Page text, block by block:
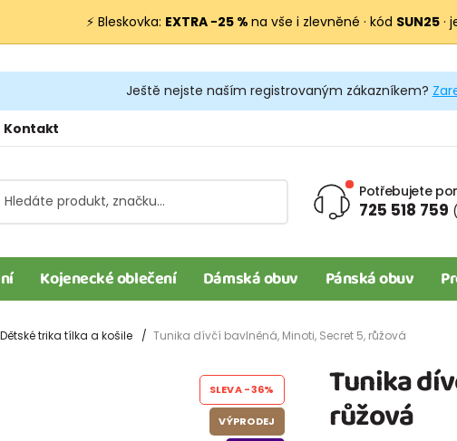
⚡ Bleskovka: EXTRA −25 % na vše i zlevněné · kód SUN25 ·
Ještě nejste naším registrovaným zákazníkem?
Kontakt
Potřebujete
725 518 759
Kojenecké oblečení Dámská obuv Pánská obuv
Dětské trika tílka a košile Tunika dívčí bavlněná, Minoti, Secret 5, růžová
Tunika
růžová
SLEVA-36%
VÝPRODEJ